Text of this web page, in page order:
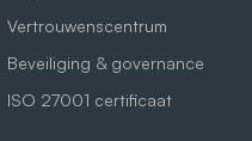
Vertrouwenscentrum
Beveiliging & governance
ISO 27001 certificaat